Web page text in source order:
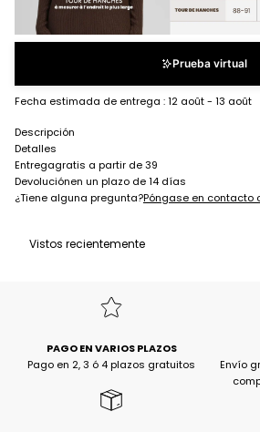
Prueba virtual
Fecha estimada de entrega :12 août - 13 août
Descripción
Detalles
Entregagratis a partir de 39
Devoluciónen un plazo de 14 días
¿Tiene alguna pregunta?Póngase en contacto
Vistos recientemente
PAGO EN VARIOS PLAZOS
Pago en 2, 3 ó 4 plazos gratuitos
Envío